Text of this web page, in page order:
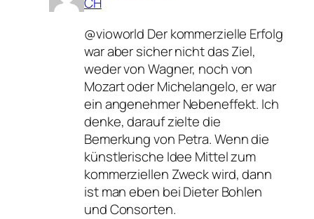
@vioworld Der kommerzielle Erfolg
war aber sicher nicht das Ziel,
weder von Wagner, noch von
Mozart oder Michelangelo, er war
ein angenehmer Nebeneffekt. Ich
denke, darauf zielte die
Bemerkung von Petra. Wenn die
künstlerische Idee Mittel zum
kommerziellen Zweck wird, dann
ist man eben bei Dieter Bohlen
und Consorten.